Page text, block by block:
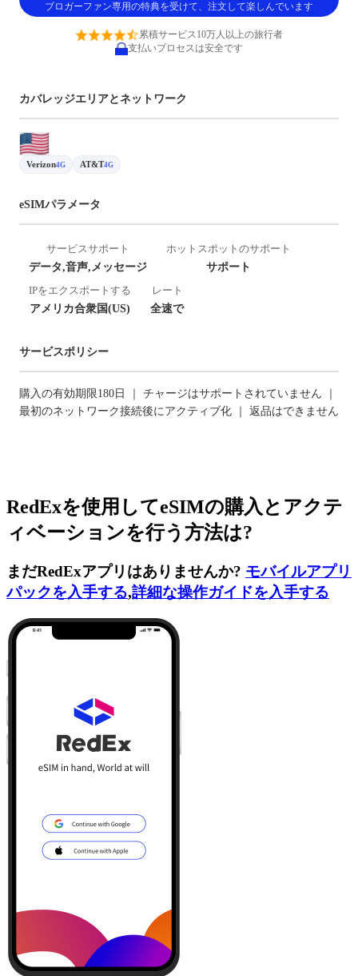
ブロガーファン専用の特典を受けて、注文して楽しんでいます
累積サービス10万人以上の旅行者
支払いプロセスは安全です
カバレッジエリアとネットワーク
Verizon4G AT&T4G
eSIMパラメータ
サービスサポート
データ,音声,メッセージ
ホットスポットのサポート
サポート
IPをエクスポートする
アメリカ合衆国(US)
レート
全速で
サービスポリシー
購入の有効期限180日 ｜ チャージはサポートされていません ｜
最初のネットワーク接続後にアクティブ化 ｜ 返品はできません
RedExを使用してeSIMの購入とアクテ
ィベーションを行う方法は?
まだRedExアプリはありませんか? モバイルアプリ
パックを入手する,詳細な操作ガイドを入手する